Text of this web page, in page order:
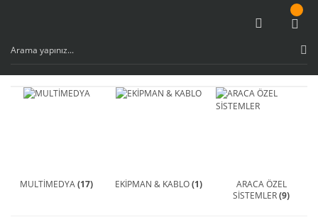
MULTİMEDYA(17) EKİPMAN & KABLO(1)
ARACA ÖZEL
SİSTEMLER(9)